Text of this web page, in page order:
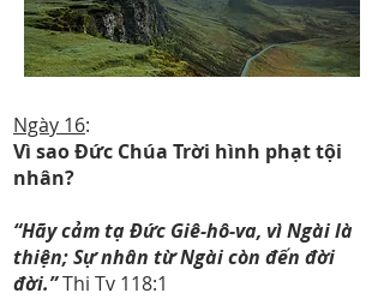
Ngày 16:
Vì sao Đức Chúa Trời hình phạt tội
nhân?
“Hãy cảm tạ Đức Giê-hô-va, vì Ngài là
thiện; Sự nhân từ Ngài còn đến đời
đời.”Thi Tv 118:1